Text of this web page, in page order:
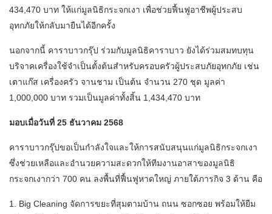
434,470 บาท ให้แก่มูลนิธิกระจกเงา เพื่อช่วยฟื้นฟูอาชีพผู้ประสบ
อุทกภัยให้กลับมายืนได้อีกครั้ง
นอกจากนี้ คาราบาวกรุ๊ป ร่วมกับมูลนิธิคาราบาว ยังได้ร่วมสมทบทุน
บริจาคเครื่องใช้จำเป็นตั้งต้นสำหรับครอบครัวผู้ประสบภัยอุทกภัย เช่น
เตาแก๊ส เครื่องครัว จานชาม เป็นต้น จำนวน 270 ชุด มูลค่า
1,000,000 บาท รวมเป็นมูลค่าทั้งสิ้น 1,434,470 บาท
มอบเมื่อวันที่ 25 ธันวาคม 2568
คาราบาวกรุ๊ปขอเป็นกำลังใจและให้การสนับสนุนแก่มูลนิธิกระจกเงา
ซึ่งช่วยเหลือและอำนวยความสะดวกให้ทีมงานอาสาของมูลนิธิ
กระจกเงากว่า 700 คน ลงพื้นที่ฟื้นฟูหาดใหญ่ ภายใต้ภารกิจ 3 ด้าน คือ
1. Big Cleaning จัดการขยะที่สุมตามบ้าน ถนน ซอกซอย พร้อมให้ยืม